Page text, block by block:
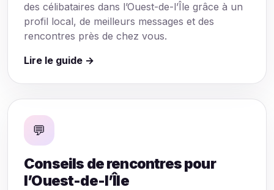
des célibataires dans l’Ouest-de-l’Île grâce à un
profil local, de meilleurs messages et des
rencontres près de chez vous.
Lire le guide →
💬
Conseils de rencontres pour
l’Ouest-de-l’Île